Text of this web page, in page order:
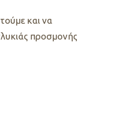
και να
προσμονής